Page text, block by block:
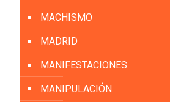
MACHISMO
MADRID
MANIFESTACIONES
MANIPULACIÓN